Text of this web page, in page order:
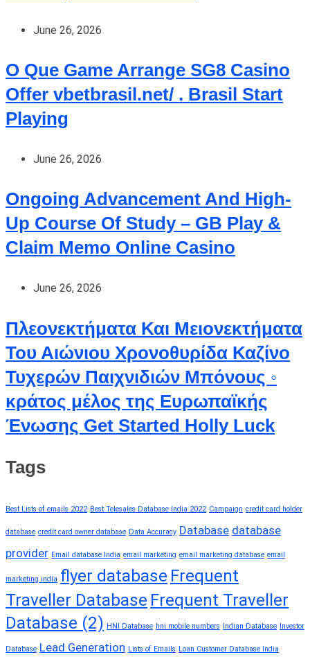
June 26, 2026
O Que Game Arrange SG8 Casino
Offer vbetbrasil.net/ . Brasil Start
Playing
June 26, 2026
Ongoing Advancement And High-
Up Course Of Study – GB Play &
Claim Memo Online Casino
June 26, 2026
Πλεονεκτήματα Και Μειονεκτήματα
Του Αιώνιου Χρονοθυρίδα Καζίνο
Τυχερών Παιχνιδιών Μπόνους ◦
κράτος μέλος της Ευρωπαϊκής
Ένωσης Get Started Holly Luck
Tags
Best Lists of emails 2022 Best Telesales Database India 2022 Campaign credit card holder
database credit card owner database Data Accuracy Database database
provider Email database India email marketing email marketing database email
marketing india flyer database Frequent
Traveller Database Frequent Traveller
Database (2) HNI Database hni mobile numbers Indian Database Investor
Database Lead Generation Lists of Emails Loan Customer Database India